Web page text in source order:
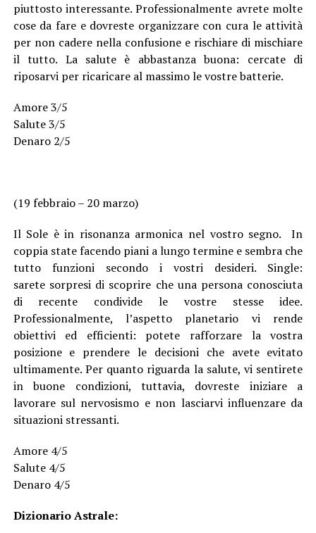
piuttosto interessante. Professionalmente avrete molte
cose da fare e dovreste organizzare con cura le attività
per non cadere nella confusione e rischiare di mischiare
il tutto. La salute è abbastanza buona: cercate di
riposarvi per ricaricare al massimo le vostre batterie.
Amore 3/5
Salute 3/5
Denaro 2/5
(19 febbraio – 20 marzo)
Il Sole è in risonanza armonica nel vostro segno. In
coppia state facendo piani a lungo termine e sembra che
tutto funzioni secondo i vostri desideri. Single:
sarete sorpresi di scoprire che una persona conosciuta
di recente condivide le vostre stesse idee.
Professionalmente, l’aspetto planetario vi rende
obiettivi ed efficienti: potete rafforzare la vostra
posizione e prendere le decisioni che avete evitato
ultimamente. Per quanto riguarda la salute, vi sentirete
in buone condizioni, tuttavia, dovreste iniziare a
lavorare sul nervosismo e non lasciarvi influenzare da
situazioni stressanti.
Amore 4/5
Salute 4/5
Denaro 4/5
Dizionario Astrale: